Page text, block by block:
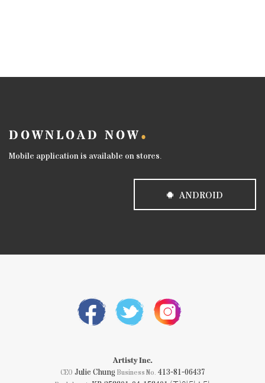
DOWNLOAD NOW
Mobile application is available on stores.
ANDROID
Artisty Inc.
CEO Julie Chung Business No. 413-81-06437